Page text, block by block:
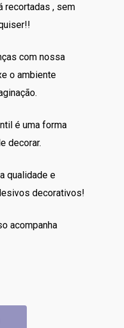
recortadas , sem
com nossa
o ambiente
é uma forma
decorar.
qualidade e
decorativos!
acompanha